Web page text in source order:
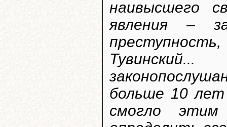
наивысшего
явления –
больше 10 лет
смогло этим